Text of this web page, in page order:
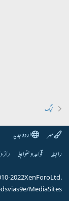
ٹیگ
مہر
اردو جدید
رابطہ قواعد و ضوابط
2022 XenForo Ltd.
via s9e/MediaSites